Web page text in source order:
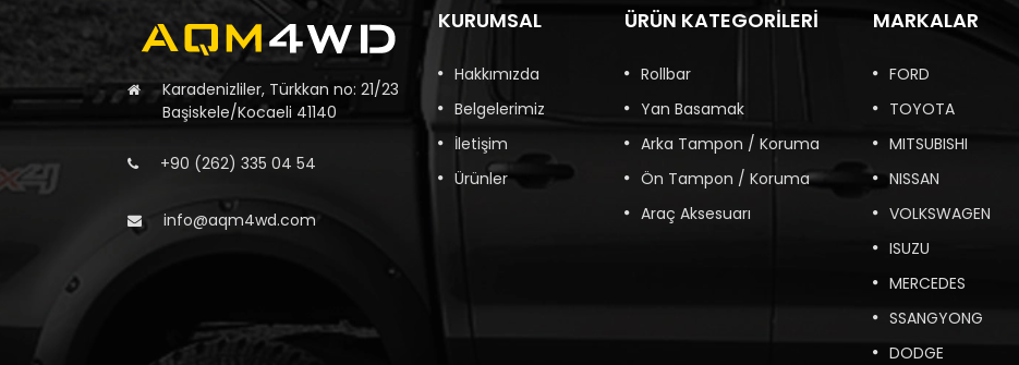
Karadenizliler, Türkkan no: 21/23
Başiskele/Kocaeli 41140
+90 (262) 335 04 54
info@aqm4wd.com
KURUMSAL
Hakkımızda
Belgelerimiz
İletişim
Ürünler
ÜRÜN KATEGORILERI
Rollbar
Yan Basamak
Arka Tampon / Koruma
Ön Tampon / Koruma
Araç Aksesuarı
MARKALAR
FORD
TOYOTA
MITSUBISHI
NISSAN
VOLKSWAGEN
ISUZU
MERCEDES
SSANGYONG
DODGE